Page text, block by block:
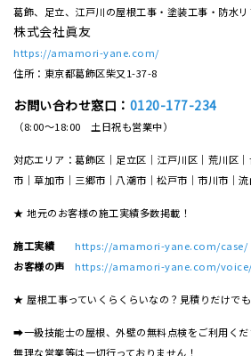
葛飾、足立、江戸川の屋根工事・塗装工事・防水
株式会社眞友
https://amamori-yane.com/
住所：東京都葛飾区柴又1-37-8
お問い合わせ窓口： 0120-177-234
（8:00～18:00 土日祝も営業中）
対応エリア：葛飾区｜足立区｜江戸川区｜荒川区
市｜草加市｜三郷市｜八潮市｜松⼾市｜市川市｜
★ 地元のお客様の施工実績多数掲載！
施工実績
https://amamori-yane.com/case/
お客様の声
https://amamori-yane.com/voice/
★ 屋根工事っていくらくらいなの？見積りだけで
➡一級技能士の屋根、外壁の無料点検をご利用くだ
無理な営業等は一切行っておりません！